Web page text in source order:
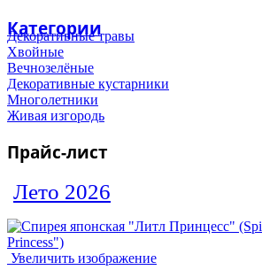
Категории
Декоративные травы
Хвойные
Вечнозелёные
Декоративные кустарники
Многолетники
Живая изгородь
Прайс-лист
Лето 2026
Увеличить изображение